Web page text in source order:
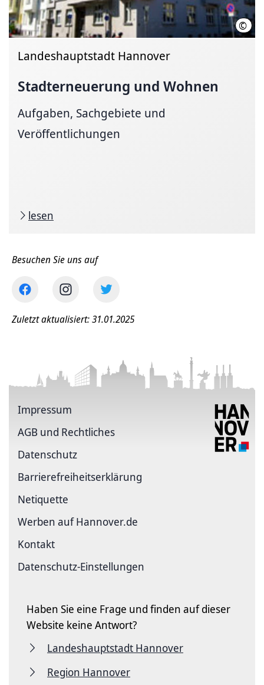
©
Landeshauptstadt Hannover
Stadterneuerung und Wohnen
Aufgaben, Sachgebiete und
Veröffentlichungen
lesen
Besuchen Sie uns auf
Zuletzt aktualisiert: 31.01.2025
Impressum
AGB und Rechtliches
Datenschutz
Barriere­freiheits­erklärung
Netiquette
Werben auf Hannover.de
Kontakt
Datenschutz-Einstellungen
Haben Sie eine Frage und finden auf dieser
Website keine Antwort?
Landeshauptstadt Hannover
Region Hannover